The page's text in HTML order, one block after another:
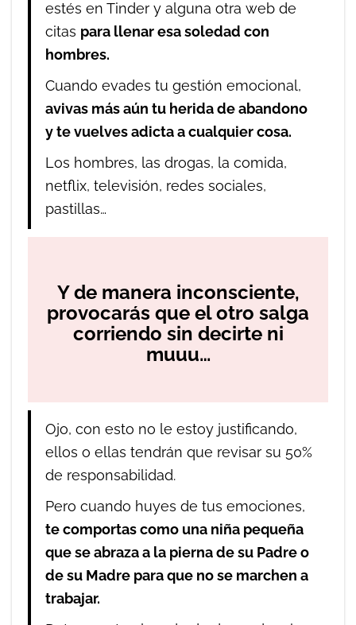
estés en Tinder y alguna otra web de
citas para llenar esa soledad con
hombres.
Cuando evades tu gestión emocional,
avivas más aún tu herida de abandono
y te vuelves adicta a cualquier cosa.
Los hombres, las drogas, la comida,
netflix, televisión, redes sociales,
pastillas…
Y de manera inconsciente,
provocarás que el otro salga
corriendo sin decirte ni
muuu…
Ojo, con esto no le estoy justificando,
ellos o ellas tendrán que revisar su 50%
de responsabilidad.
Pero cuando huyes de tus emociones,
te comportas como una niña pequeña
que se abraza a la pierna de su Padre o
de su Madre para que no se marchen a
trabajar.